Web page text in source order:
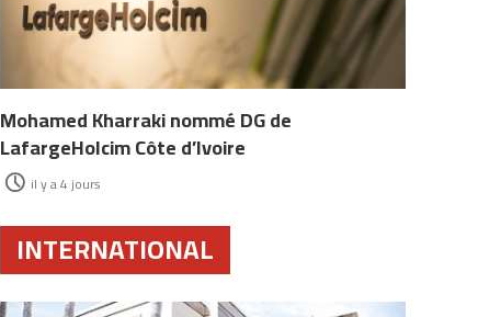
Mohamed Kharraki nommé DG de
LafargeHolcim Côte d’Ivoire
il y a 4 jours
INTERNATIONAL